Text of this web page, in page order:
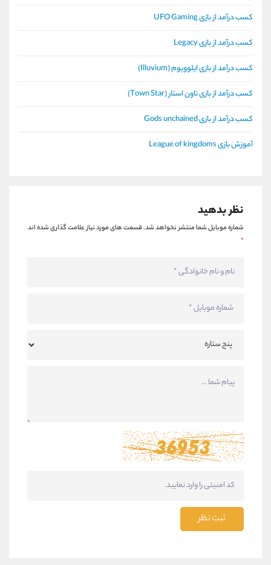
کسب درآمد از بازی UFO Gaming
کسب درآمد از بازی Legacy
کسب درآمد از بازی ایلوویوم (Illuvium)
کسب درآمد از بازی تاون استار (Town Star)
کسب درآمد از بازی Gods unchained
آموزش بازی League of kingdoms
نظر بدهید
شماره موبایل شما منتشر نخواهد شد.قسمت های مورد نیاز علامت گذاری شده اند
*
ثبت نظر